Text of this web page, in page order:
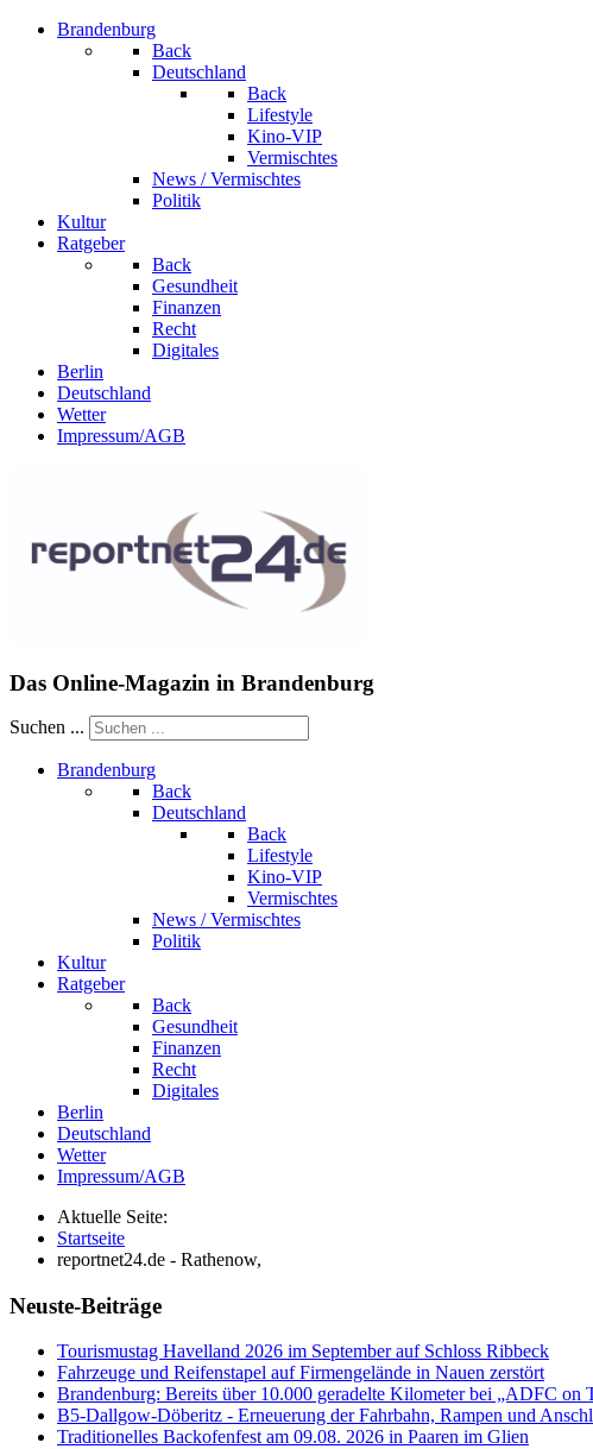
Brandenburg
Back
Deutschland
Back
Lifestyle
Kino-VIP
Vermischtes
News / Vermischtes
Politik
Kultur
Ratgeber
Back
Gesundheit
Finanzen
Recht
Digitales
Berlin
Deutschland
Wetter
Impressum/AGB
Das Online-Magazin in Brandenburg
Suchen ...
Brandenburg
Back
Deutschland
Back
Lifestyle
Kino-VIP
Vermischtes
News / Vermischtes
Politik
Kultur
Ratgeber
Back
Gesundheit
Finanzen
Recht
Digitales
Berlin
Deutschland
Wetter
Impressum/AGB
Aktuelle Seite:
Startseite
reportnet24.de - Rathenow,
Neuste-Beiträge
Tourismustag Havelland 2026 im September auf Schloss Ribbeck
Fahrzeuge und Reifenstapel auf Firmengelände in Nauen zerstört
Brandenburg: Bereits über 10.000 geradelte Kilometer bei „ADFC on
B5-Dallgow-Döberitz - Erneuerung der Fahrbahn, Rampen und
Traditionelles Backofenfest am 09.08. 2026 in Paaren im Glien